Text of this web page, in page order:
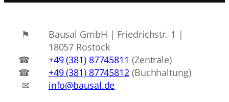
Bausal GmbH | Friedrichstr. 1 |
18057 Rostock
+49 (381) 87745811 (Zentrale)
+49 (381) 87745812 (Buchhaltung)
info@bausal.de